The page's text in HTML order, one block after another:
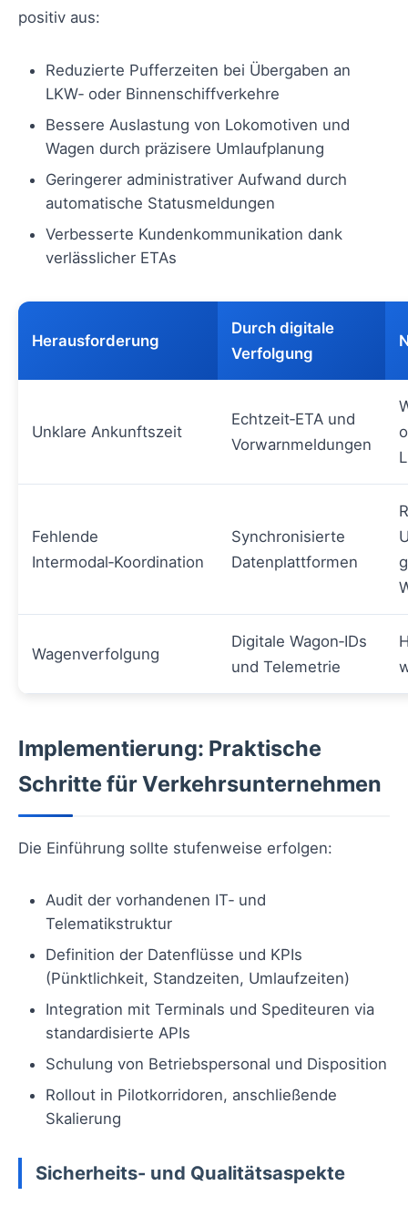
positiv aus:
Reduzierte Pufferzeiten bei Übergaben an
LKW‑ oder Binnenschiffverkehre
Bessere Auslastung von Lokomotiven und
Wagen durch präzisere Umlaufplanung
Geringerer administrativer Aufwand durch
automatische Statusmeldungen
Verbesserte Kundenkommunikation dank
verlässlicher ETAs
Herausforderung
Durch digitale
Verfolgung
Unklare Ankunftszeit
Echtzeit‑ETA und
Vorwarnmeldungen
Fehlende
Intermodal‑Koordination
Synchronisierte
Datenplattformen
Wagenverfolgung
Digitale Wagon‑IDs
und Telemetrie
Implementierung: Praktische
Schritte für Verkehrsunternehmen
Die Einführung sollte stufenweise erfolgen:
Audit der vorhandenen IT‑ und
Telematikstruktur
Definition der Datenflüsse und KPIs
(Pünktlichkeit, Standzeiten, Umlaufzeiten)
Integration mit Terminals und Spediteuren via
standardisierte APIs
Schulung von Betriebspersonal und Disposition
Rollout in Pilotkorridoren, anschließende
Skalierung
Sicherheits- und Qualitätsaspekte